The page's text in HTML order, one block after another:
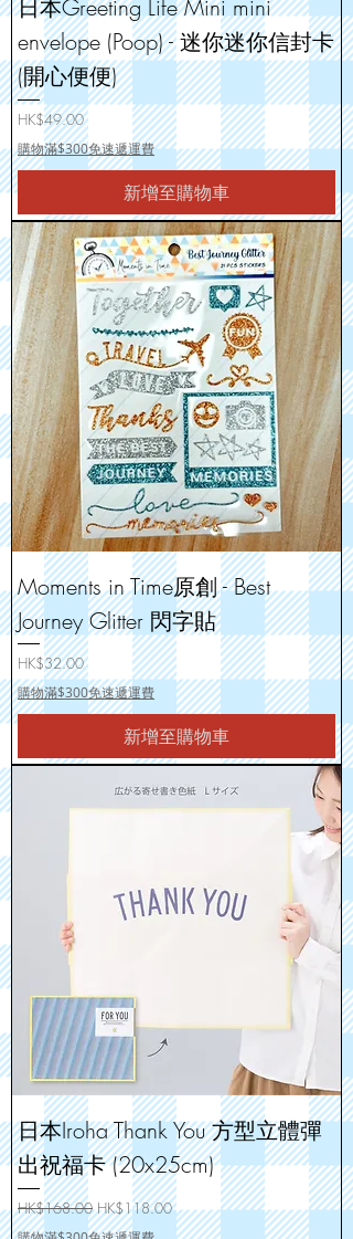
日本Greeting Life Mini mini
envelope (Poop) - 迷你迷你信封卡
(開心便便)
價格
HK$49.00
購物滿$300免速遞運費
新增至購物車
Moments in Time原創 - Best
Journey Glitter 閃字貼
價格
HK$32.00
購物滿$300免速遞運費
新增至購物車
日本Iroha Thank You 方型立體彈
出祝福卡 (20x25cm)
一般價格
HK$168.00 促銷價格
HK$118.00